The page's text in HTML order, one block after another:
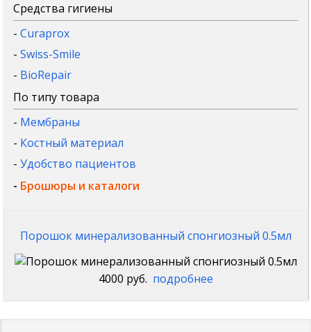
Средства гигиены
-Curaprox
-Swiss-Smile
- BioRepair
По типу товара
- Мембраны
- Костный материал
-Удобство пациентов
- Брошюры и каталоги
Порошок минерализованный спонгиозный 0.5мл
4000 руб. подробнее